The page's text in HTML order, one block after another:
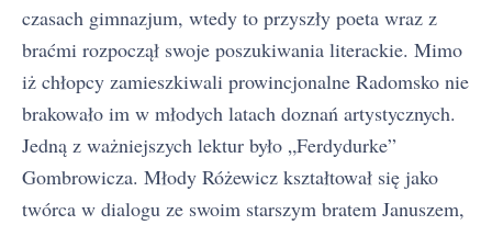
czasach gimnazjum, wtedy to przyszły poeta wraz z
braćmi rozpoczął swoje poszukiwania literackie. Mimo
iż chłopcy zamieszkiwali prowincjonalne Radomsko nie
brakowało im w młodych latach doznań artystycznych.
Jedną z ważniejszych lektur było „Ferdydurke”
Gombrowicza. Młody Różewicz kształtował się jako
twórca w dialogu ze swoim starszym bratem Januszem,